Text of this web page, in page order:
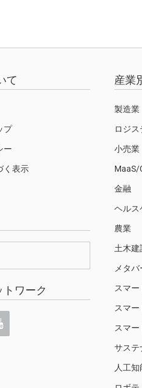
て
プ
ー
く表示
ワーク
産業
製造業
ロジス
小売業
MaaS/
金融
ヘルス
農業
土木建
メタバ
スマー
スマー
スマ
サステ
人工知